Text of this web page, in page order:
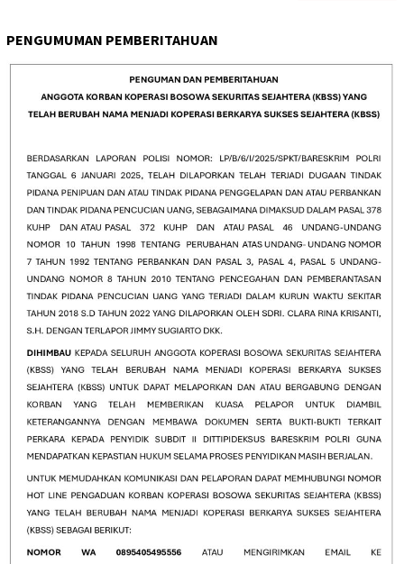
PENGUMUMAN PEMBERITAHUAN